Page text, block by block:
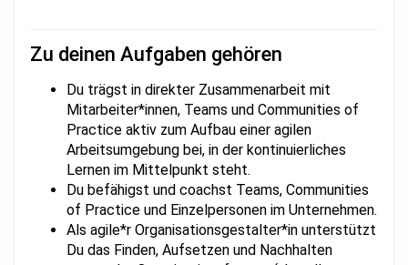
Zu deinen Aufgaben gehören
Du trägst in direkter Zusammenarbeit mit
Mitarbeiter*innen, Teams und Communities of
Practice aktiv zum Aufbau einer agilen
Arbeitsumgebung bei, in der kontinuierliches
Lernen im Mittelpunkt steht.
Du befähigst und coachst Teams, Communities
of Practice und Einzelpersonen im Unternehmen.
Als agile*r Organisationsgestalter*in unterstützt
Du das Finden, Aufsetzen und Nachhalten